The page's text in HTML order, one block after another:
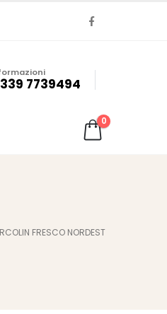
7739494
0
FRESCO NORDEST